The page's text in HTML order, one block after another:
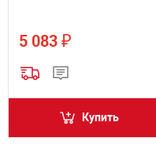
5 083 ₽
Купить